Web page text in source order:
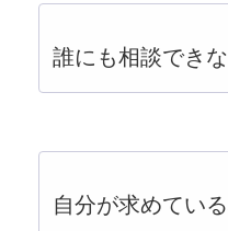
誰にも相談でき
自分が求めてい